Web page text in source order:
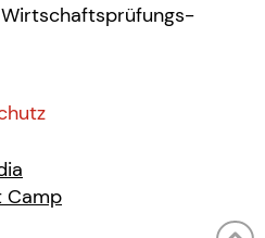
Wirtschaftsprüfungs-
Camp